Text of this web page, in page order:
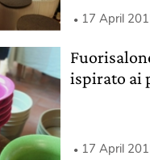
17 April
ispirato ai
17 April